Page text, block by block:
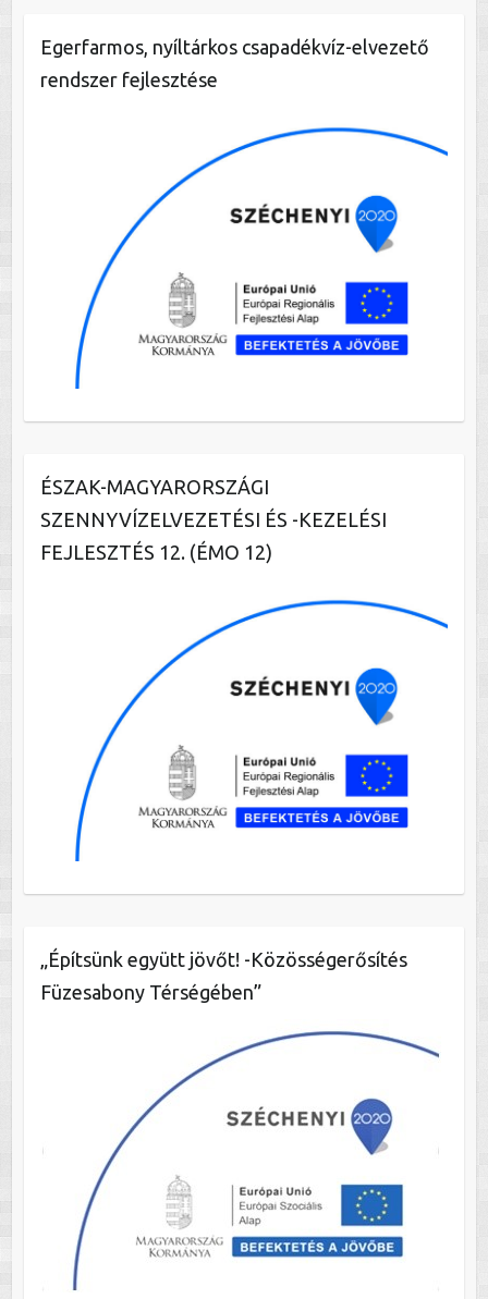
Egerfarmos, nyíltárkos csapadékvíz-elvezető
rendszer fejlesztése
ÉSZAK-MAGYARORSZÁGI
SZENNYVÍZELVEZETÉSI ÉS -KEZELÉSI
FEJLESZTÉS 12. (ÉMO 12)
„Építsünk együtt jövőt! -Közösségerősítés
Füzesabony Térségében”